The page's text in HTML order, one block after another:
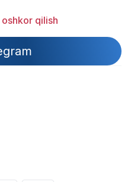
qilish